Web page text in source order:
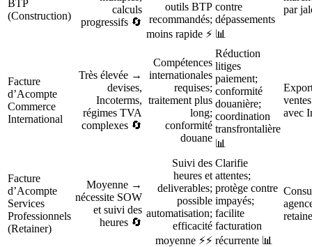
BTP
(Construction)
calculs
progressifs 🔄
outils BTP
recommandés;
moins rapide ⚡
contre
dépassements
📊
par
Facture
d’Acompte
Commerce
International
Très élevée →
devises,
Incoterms,
régimes TVA
complexes 🔄
Compétences
internationales
requises;
traitement plus
long;
conformité
douane
Réduction
litiges
paiement;
conformité
douanière;
coordination
transfrontalière
📊
avec
Facture
d’Acompte
Services
Professionnels
(Retainer)
Moyenne →
nécessite SOW
et suivi des
heures 🔄
Suivi des
heures et
deliverables;
possible
automatisation;
efficacité
moyenne ⚡⚡
Clarifie
attentes;
protège contre
impayés;
facilite
facturation
récurrente 📊